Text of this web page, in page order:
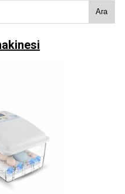
Ara